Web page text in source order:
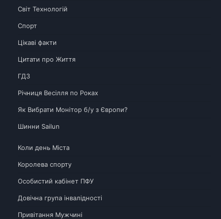
Світ Технологій
Спорт
Цікаві факти
Цитати про Життя
ГДЗ
Річниця Весілля по Роках
Як Вибрати Монітор б/у з Європи?
Шинни Sailun
Коли день Міста
Королева спорту
Особистий кабінет ПФУ
Довічна група інвалідності
Привітання Мужчині